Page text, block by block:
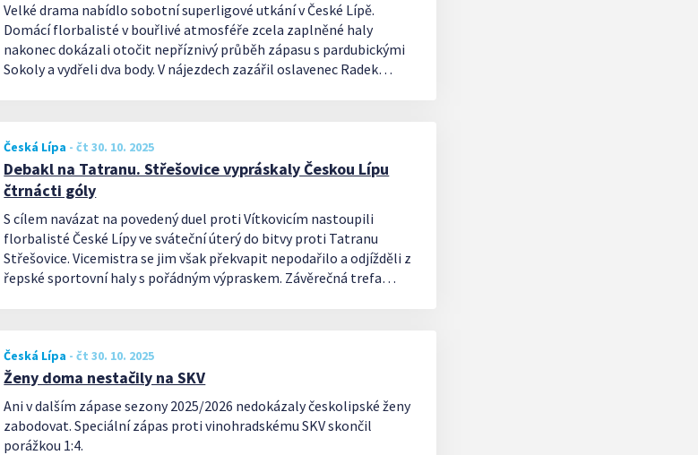
Velké drama nabídlo sobotní superligové utkání v České Lípě.
Domácí florbalisté v bouřlivé atmosféře zcela zaplněné haly
nakonec dokázali otočit nepříznivý průběh zápasu s pardubickými
Sokoly a vydřeli dva body. V nájezdech zazářil oslavenec Radek
Česká Lípa -čt 30. 10. 2025
Debakl na Tatranu. Střešovice vypráskaly Českou Lípu
čtrnácti góly
S cílem navázat na povedený duel proti Vítkovicím nastoupili
florbalisté České Lípy ve sváteční úterý do bitvy proti Tatranu
Střešovice. Vicemistra se jim však překvapit nepodařilo a odjížděli z
řepské sportovní haly s pořádným výpraskem. Závěrečná trefa
Česká Lípa -čt 30. 10. 2025
Ženy doma nestačily na SKV
Ani v dalším zápase sezony 2025/2026 nedokázaly českolipské ženy
zabodovat. Speciální zápas proti vinohradskému SKV skončil
porážkou 1:4.